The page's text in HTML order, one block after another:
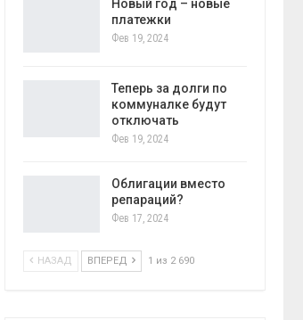
Новый год – новые
платежки
Фев 19, 2024
Теперь за долги по
коммуналке будут
отключать
Фев 19, 2024
Облигации вместо
репараций?
Фев 17, 2024
НАЗАД ВПЕРЕД 1 из 2 690